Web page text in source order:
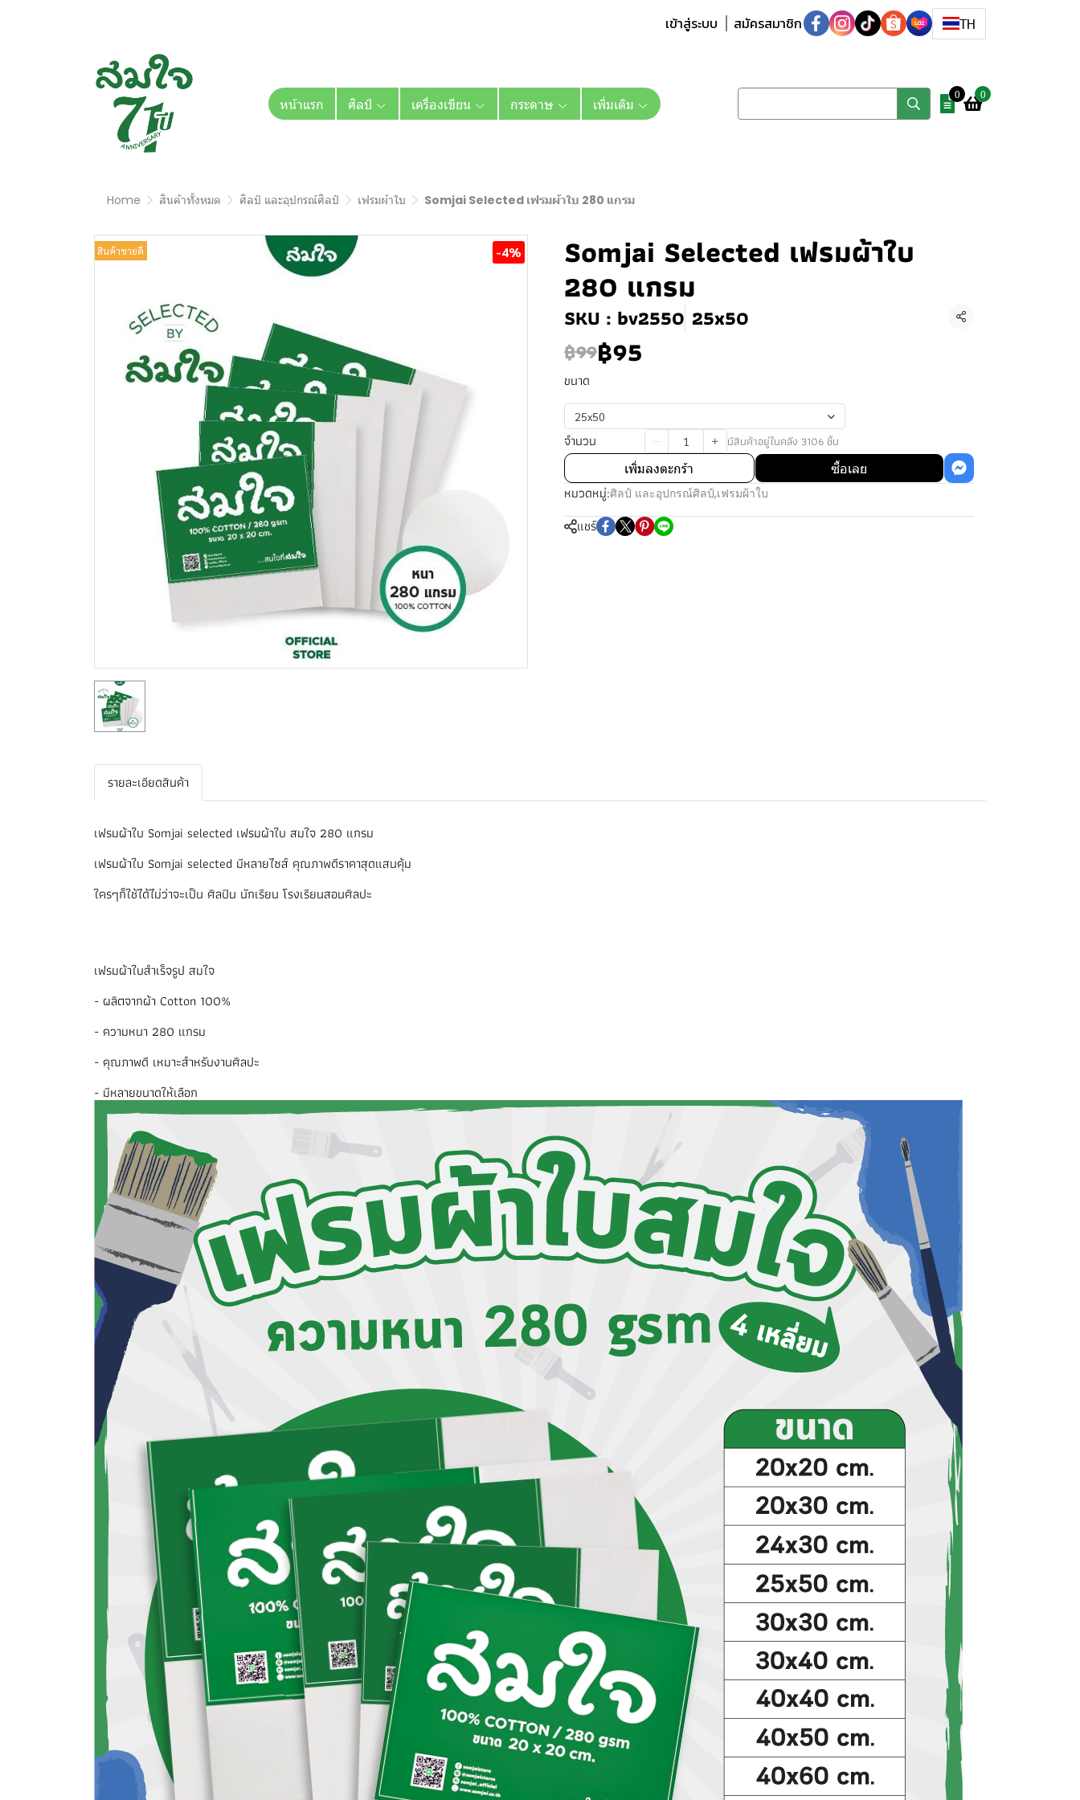
เข้าสู่ระบบ สมัครสมาชิก TH
หน้าแรก ศิลป์ เครื่องเขียน กระดาษ เพิ่มเติม 0 0
Home สินค้าทั้งหมด ศิลป์ และอุปกรณ์ศิลป์ เฟรมผ้าใบ Somjai Selected เฟรมผ้าใบ 280 แกรม
สินค้าขายดี -4% Somjai Selected เฟรมผ้าใบ
280 แกรม
SKU : bv2550 25x50 แชร์
฿99฿95
ขนาด
25x50
จำนวน มีสินค้าอยู่ในคลัง 3106 ชิ้น
เพิ่มลงตะกร้า ซื้อเลย
หมวดหมู่:ศิลป์ และอุปกรณ์ศิลป์,เฟรมผ้าใบ
แชร์
รายละเอียดสินค้า
เฟรมผ้าใบ Somjai selected เฟรมผ้าใบ สมใจ 280 แกรม
เฟรมผ้าใบ Somjai selected มีหลายไซส์ คุณภาพดีราคาสุดแสนคุ้ม
ใครๆก็ใช้ได้ไม่ว่าจะเป็น ศิลปิน นักเรียน โรงเรียนสอนศิลปะ
เฟรมผ้าใบสำเร็จรูป สมใจ
- ผลิตจากผ้า Cotton 100%
- ความหนา 280 แกรม
- คุณภาพดี เหมาะสำหรับงานศิลปะ
- มีหลายขนาดให้เลือก